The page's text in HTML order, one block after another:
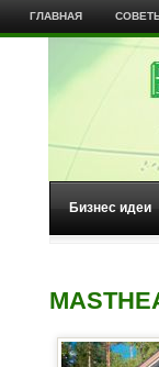
ГЛАВНАЯ
Бизнес идеи